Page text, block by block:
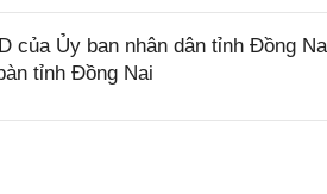
của Ủy ban nhân dân tỉnh Đồng
tỉnh Đồng Nai